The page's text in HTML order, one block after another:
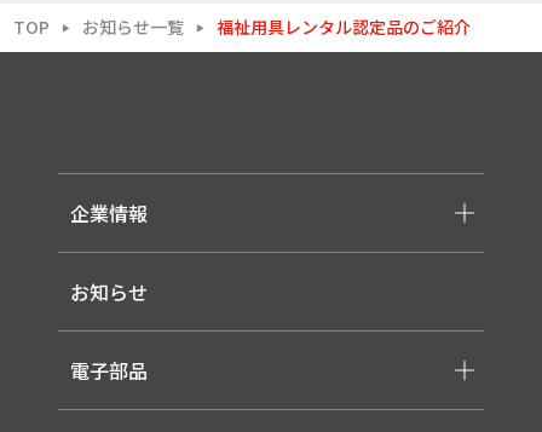
TOP ▶ お知らせ一覧 ▶ 福祉用具レンタル認定品のご紹介
企業情報
-メッセージ・理念
-会社概要
-採用情報
お知らせ
電子部品
-スイッチ ・ジャック ・コネクタ・LED